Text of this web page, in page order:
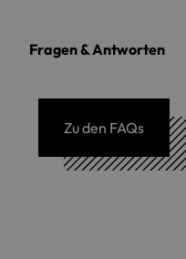
Fragen & Antworten
Zu den FAQs